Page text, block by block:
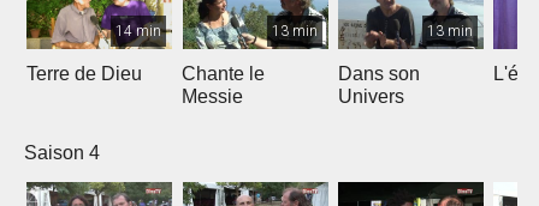
14 min
Terre de Dieu
13 min
Chante le
Messie
13 min
Dans son
Univers
Saison 4